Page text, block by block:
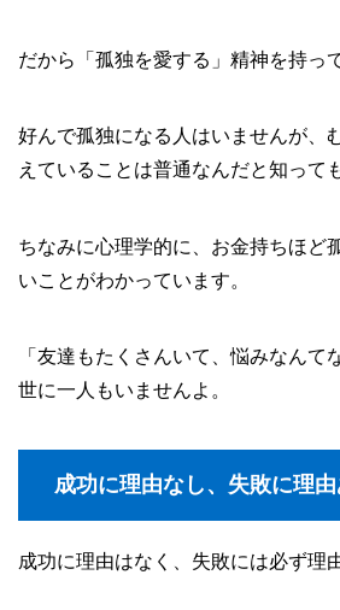
だから「孤独を愛する」精神を持っ
好んで孤独になる人はいませんが、
えていることは普通なんだと知って
ちなみに心理学的に、お金持ちほど
いことがわかっています。
「友達もたくさんいて、悩みなんて
世に一人もいませんよ。
成功に理由なし、失敗に理由
成功に理由はなく、失敗には必ず理